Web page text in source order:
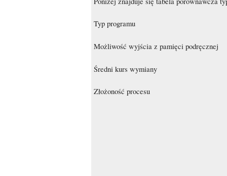
Typ programu
Możliwość wyjścia z pamięci podręcznej
Średni kurs wymiany
Złożoność procesu